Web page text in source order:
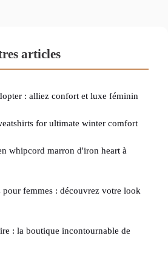
articles
: alliez confort et luxe féminin
for ultimate winter comfort
whipcord marron d'iron heart à
pour femmes : découvrez votre look
: la boutique incontournable de